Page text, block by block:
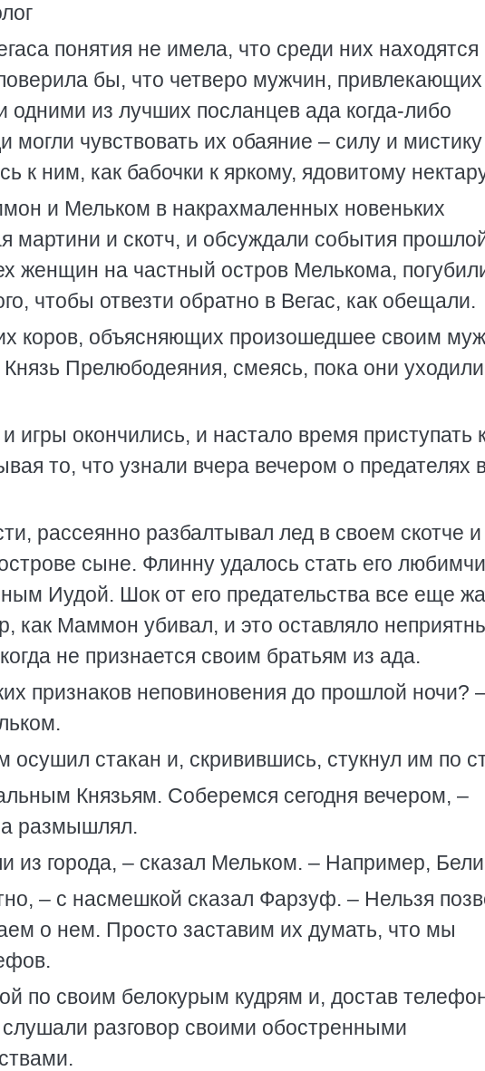
понятия не имела, что среди них находятся
бы, что четверо мужчин, привлекающих
одними из лучших посланцев ада когда-либо
чувствовать их обаяние – силу и
к ним, как бабочки к яркому, ядовитому
и Мельком в накрахмаленных новеньких
мартини и скотч, и обсуждали события
женщин на частный остров Мелькома,
чтобы отвезти обратно в Вегас, как обещали.
коров, объясняющих произошедшее своим
Прелюбодеяния, смеясь, пока они уходили
игры окончились, и настало время приступать
то, что узнали вчера вечером о предателях
рассеянно разбалтывал лед в своем скотче и
сыне. Флинну удалось стать его
Иудой. Шок от его предательства все еще
как Маммон убивал, и это оставляло
не признается своим братьям из ада.
признаков неповиновения до прошлой ночи?
стакан и, скривившись, стукнул им по
Князьям. Соберемся сегодня вечером, –
размышлял.
из города, – сказал Мельком. – Например,
– с насмешкой сказал Фарзуф. – Нельзя
о нем. Просто заставим их думать, что мы
по своим белокурым кудрям и, достав
разговор своими обостренными